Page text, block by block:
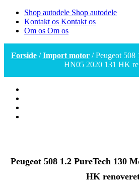
Shop autodele Shop autodele
Kontakt os Kontakt os
Om os Om os
Forside/Import motor/ Peugeot 508
HN05 2020 131 HK
Peugeot 508 1.2 PureTech 130
HK